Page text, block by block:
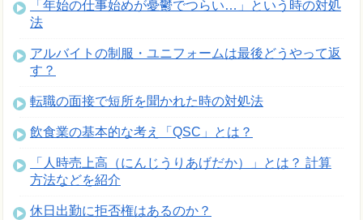
「年始の仕事始めが憂鬱でつらい…」という時の対処
法
アルバイトの制服・ユニフォームは最後どうやって返
す？
転職の面接で短所を聞かれた時の対処法
飲食業の基本的な考え「QSC」とは？
「人時売上高（にんじうりあげだか）」とは？ 計算
方法などを紹介
休日出勤に拒否権はあるのか？